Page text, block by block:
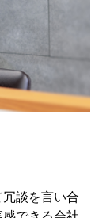
談を言い合